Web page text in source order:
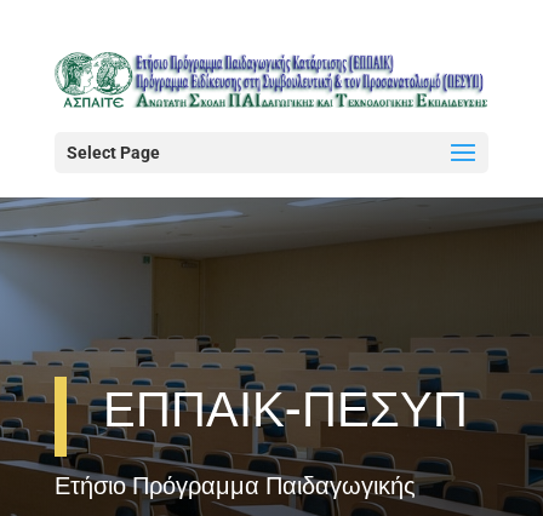
Select Page
ΕΠΠΑΙΚ-ΠΕΣΥΠ
Ετήσιο Πρόγραμμα Παιδαγωγικής